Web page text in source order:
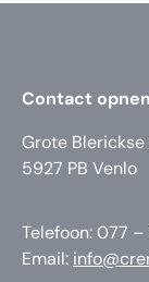
Contact
Grote
5927 PB Venlo
Telefoon: 077 –
Email: